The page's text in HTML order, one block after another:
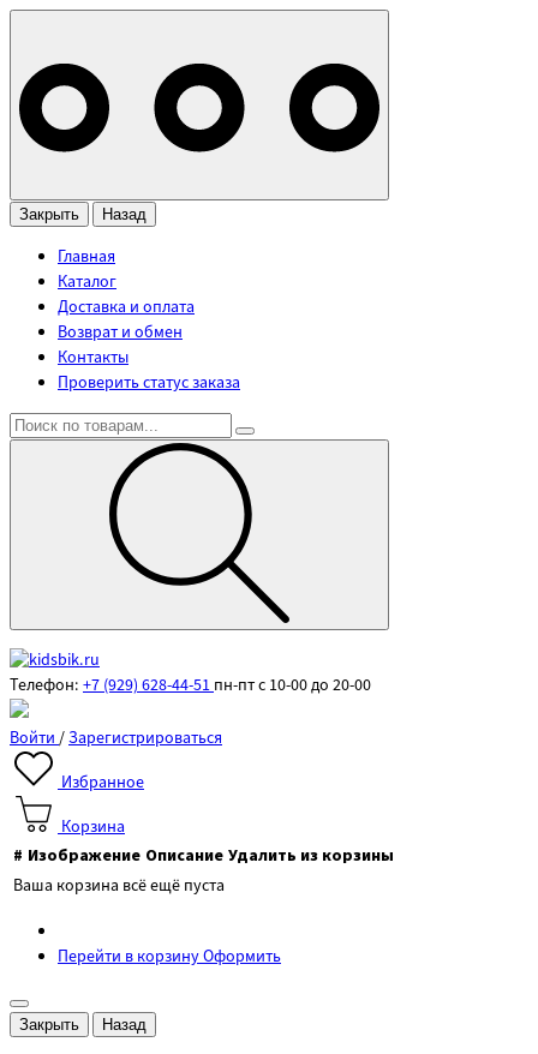
Закрыть Назад
Главная
Каталог
Доставка и оплата
Возврат и обмен
Контакты
Проверить статус заказа
Телефон: +7 (929) 628-44-51пн-пт с 10-00 до 20-00
Войти/Зарегистрироваться
Избранное
Корзина
# Изображение Описание Удалить из корзины
Ваша корзина всё ещё пуста
Перейти в корзинуОформить
Закрыть Назад